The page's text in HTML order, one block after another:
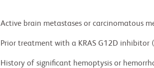
Active brain metastases or carcinomatous
Prior treatment with a KRAS G12D inhibitor
History of significant hemoptysis or